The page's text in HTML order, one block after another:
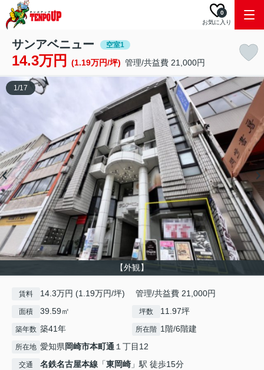
お気に入り
0
サンアベニュー 空室1
14.3万円 (1.19万円/坪) 管理/共益費 21,000円
【外観】
1/17
賃料 14.3万円 (1.19万円/坪) 管理/共益費 21,000円
面積 39.59㎡ 坪数 11.97坪
築年数 築41年 所在階 1階/6階建
所在地 愛知県岡崎市本町通１丁目12
交通 名鉄名古屋本線 「東岡崎 」駅 徒歩15分